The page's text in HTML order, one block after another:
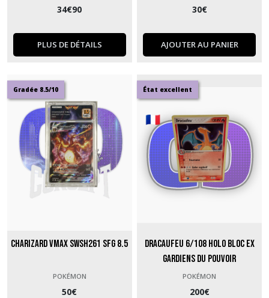
34€90
PLUS DE DÉTAILS
30€
AJOUTER AU PANIER
Gradée 8.5/10
Charizard VMax SWSH261 SFG 8.5
POKÉMON
50€
État excellent
Dracaufeu 6/108 Holo Bloc Ex
Gardiens du Pouvoir
POKÉMON
200€